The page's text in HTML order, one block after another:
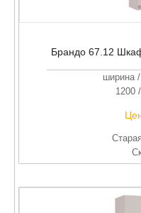
Брандо 67.12
ширина
1200